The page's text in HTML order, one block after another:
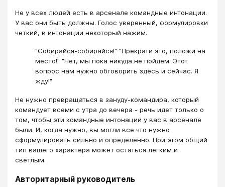
Не у всех людей есть в арсенале командные интонации.
У вас они быть должны. Голос уверенный, формулировки
четкий, в интонации некоторый нажим.
"Собирайся-собирайся!" "Прекрати это, положи на
место!" "Нет, мы пока никуда не пойдем. Этот
вопрос нам нужно обговорить здесь и сейчас. Я
жду!"
Не нужно превращаться в зануду-командира, который
командует всеми с утра до вечера - речь идет только о
том, чтобы эти командные интонации у вас в арсенале
были. И, когда нужно, вы могли все что нужно
сформулировать сильно и определенно. При этом общий
тип вашего характера может остаться легким и
светлым.
Авторитарный руководитель